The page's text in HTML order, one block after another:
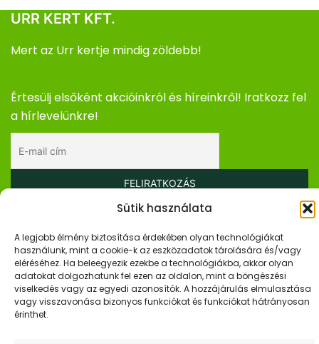
Sütik használata
A legjobb élmény biztosítása érdekében olyan technológiákat
használunk, mint a cookie-k az eszközadatok tárolására és/vagy
eléréséhez. Ha beleegyezik ezekbe a technológiákba, akkor olyan
adatokat dolgozhatunk fel ezen az oldalon, mint a böngészési
viselkedés vagy az egyedi azonosítók. A hozzájárulás elmulasztása
vagy visszavonása bizonyos funkciókat és funkciókat hátrányosan
érinthet.
URR KERT KFT.
Mert az Urr kertje mindig zöldebb!
Értesülj elsőként akcióinkról és híreinkről! Iratkozz fel
a hírlevelünkre!
Elfogadom az adatkezelési tájékoztatót.
Gyors Linkek
Kezdőlap
Webshop